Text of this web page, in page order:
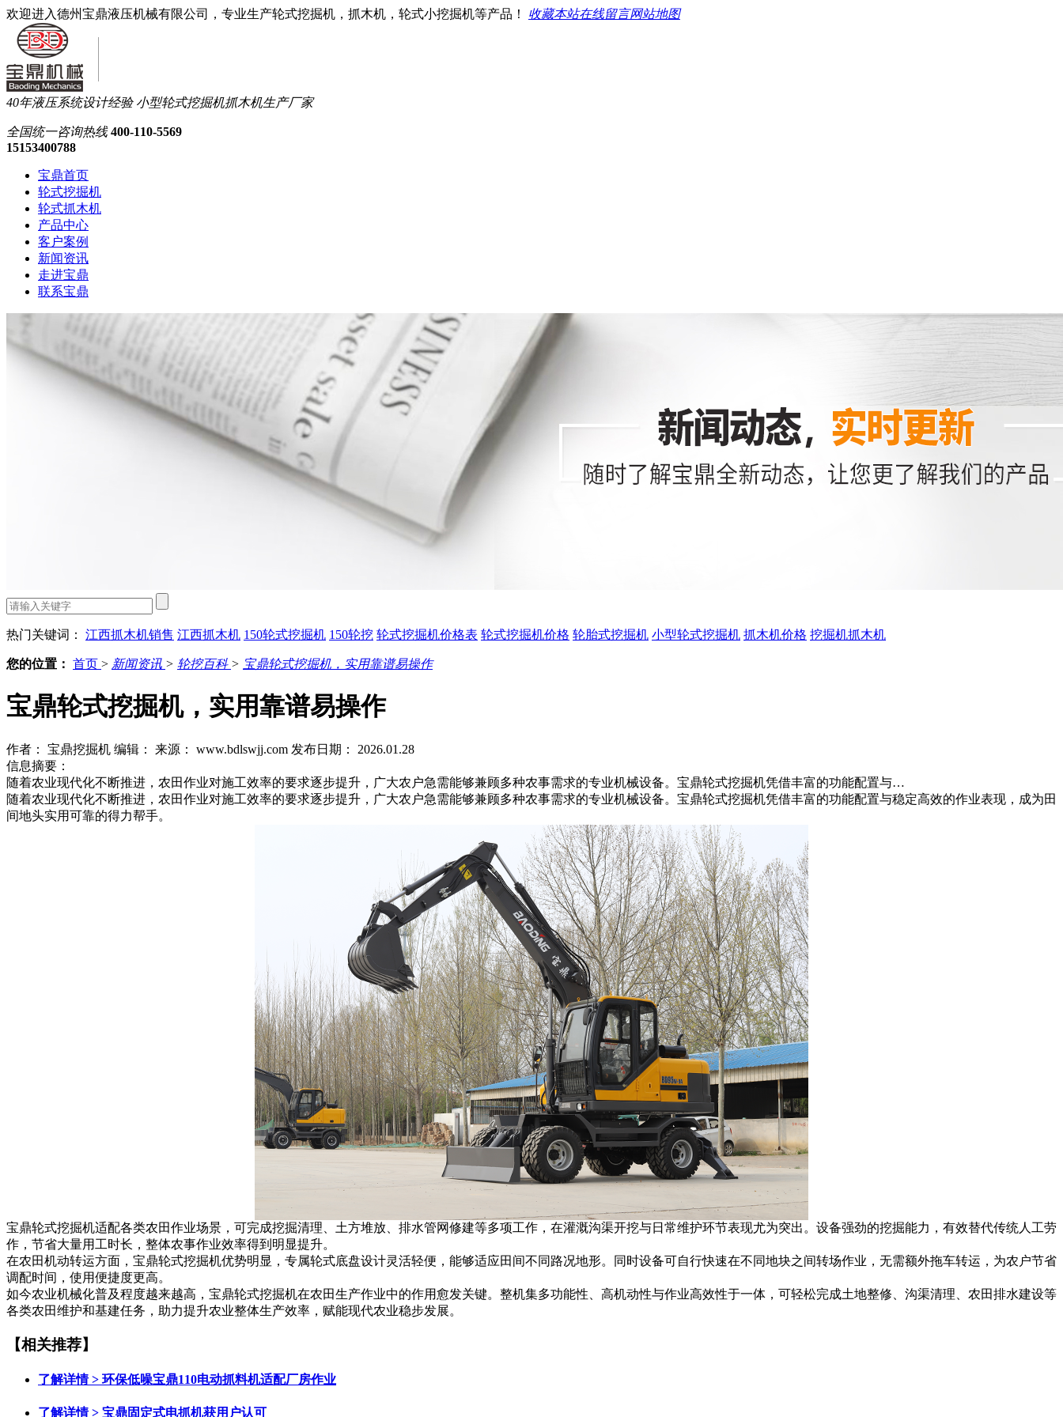
欢迎进入德州宝鼎液压机械有限公司，专业生产轮式挖掘机，抓木机，轮式小挖掘机等产品！ 收藏本站在线留言网站地图
40年液压系统设计经验 小型轮式挖掘机抓木机生产厂家
全国统一咨询热线 400-110-5569
15153400788
宝鼎首页
轮式挖掘机
轮式抓木机
产品中心
客户案例
新闻资讯
走进宝鼎
联系宝鼎
热门关键词： 江西抓木机销售 江西抓木机 150轮式挖掘机 150轮挖 轮式挖掘机价格表 轮式挖掘机价格 轮胎式挖掘机 小型轮式挖掘机 抓木机价格 挖掘机抓木机
您的位置： 首页 > 新闻资讯 > 轮挖百科 > 宝鼎轮式挖掘机，实用靠谱易操作
宝鼎轮式挖掘机，实用靠谱易操作
作者： 宝鼎挖掘机 编辑： 来源： www.bdlswjj.com 发布日期： 2026.01.28
信息摘要：
随着农业现代化不断推进，农田作业对施工效率的要求逐步提升，广大农户急需能够兼顾多种农事需求的专业机械设备。宝鼎轮式挖掘机凭借丰富的功能配置与…
随着农业现代化不断推进，农田作业对施工效率的要求逐步提升，广大农户急需能够兼顾多种农事需求的专业机械设备。宝鼎轮式挖掘机凭借丰富的功能配置与稳定高效的作业表现，成为田
间地头实用可靠的得力帮手。
宝鼎轮式挖掘机适配各类农田作业场景，可完成挖掘清理、土方堆放、排水管网修建等多项工作，在灌溉沟渠开挖与日常维护环节表现尤为突出。设备强劲的挖掘能力，有效替代传统人工劳
作，节省大量用工时长，整体农事作业效率得到明显提升。
在农田机动转运方面，宝鼎轮式挖掘机优势明显，专属轮式底盘设计灵活轻便，能够适应田间不同路况地形。同时设备可自行快速在不同地块之间转场作业，无需额外拖车转运，为农户节省
调配时间，使用便捷度更高。
如今农业机械化普及程度越来越高，宝鼎轮式挖掘机在农田生产作业中的作用愈发关键。整机集多功能性、高机动性与作业高效性于一体，可轻松完成土地整修、沟渠清理、农田排水建设等
各类农田维护和基建任务，助力提升农业整体生产效率，赋能现代农业稳步发展。
【相关推荐】
了解详情 > 环保低噪宝鼎110电动抓料机适配厂房作业
了解详情 > 宝鼎固定式电抓机获用户认可